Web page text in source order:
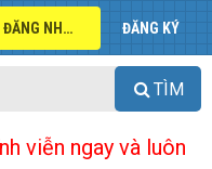
ĐĂNG NHẬP ĐĂNG KÝ
TÌM
viễn ngay và luôn